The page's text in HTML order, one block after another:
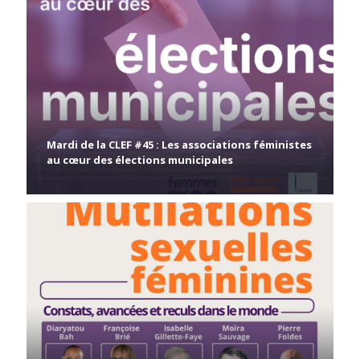
Mardi de la CLEF #45 : Les associations féministes
au cœur des élections municipales